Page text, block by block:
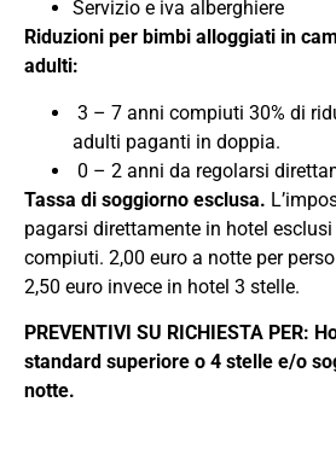
Servizio e iva alberghiere
Riduzioni per bimbi alloggiati in
adulti:
3 – 7 anni compiuti 30% di
adulti paganti in doppia.
0 – 2 anni da regolarsi
Tassa di soggiorno esclusa.
pagarsi direttamente in hotel
compiuti. 2,00 euro a notte per
2,50 euro invece in hotel 3 stelle.
PREVENTIVI SU RICHIESTA PER:
standard superiore o 4 stelle e/o
notte.